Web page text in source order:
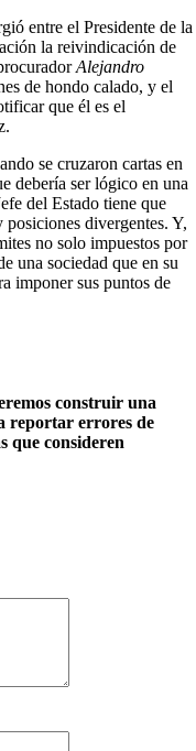
entre el Presidente de la
la reivindicación de
Alejandro
de hondo calado, y el
que él es el
se cruzaron cartas en
debería ser lógico en una
del Estado tiene que
posiciones divergentes. Y,
no solo impuestos por
una sociedad que en su
imponer sus puntos de
construir una
reportar errores de
que consideren